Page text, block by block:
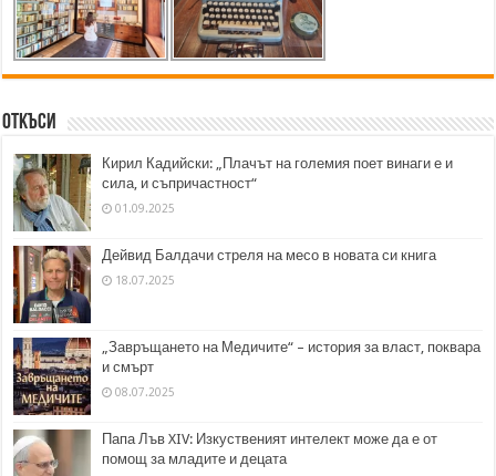
Откъси
Кирил Кадийски: „Плачът на големия поет винаги е и
сила, и съпричастност“
01.09.2025
Дейвид Балдачи стреля на месо в новата си книга
18.07.2025
„Завръщането на Медичите“ – история за власт, поквара
и смърт
08.07.2025
Папа Лъв XIV: Изкуственият интелект може да е от
помощ за младите и децата